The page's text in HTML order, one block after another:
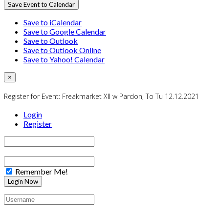
Save Event to Calendar
Save to iCalendar
Save to Google Calendar
Save to Outlook
Save to Outlook Online
Save to Yahoo! Calendar
×
Register for Event: Freakmarket XII w Pardon, To Tu 12.12.2021
Login
Register
Remember Me!